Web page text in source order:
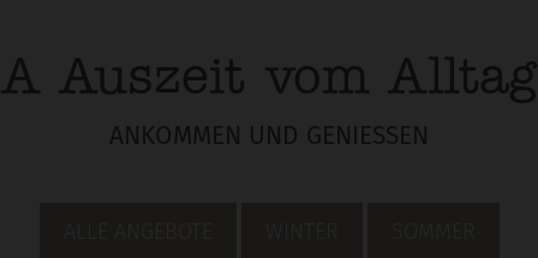
A Auszeit vom Alltag
ANKOMMEN UND GENIESSEN